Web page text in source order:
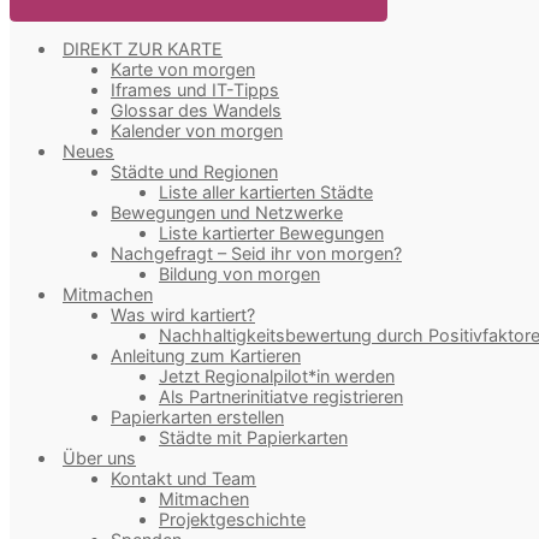
DIREKT ZUR KARTE
Karte von morgen
Iframes und IT-Tipps
Glossar des Wandels
Kalender von morgen
Neues
Städte und Regionen
Liste aller kartierten Städte
Bewegungen und Netzwerke
Liste kartierter Bewegungen
Nachgefragt – Seid ihr von morgen?
Bildung von morgen
Mitmachen
Was wird kartiert?
Nachhaltigkeitsbewertung durch
Anleitung zum Kartieren
Jetzt Regionalpilot*in werden
Als Partnerinitiatve registrieren
Papierkarten erstellen
Städte mit Papierkarten
Über uns
Kontakt und Team
Mitmachen
Projektgeschichte